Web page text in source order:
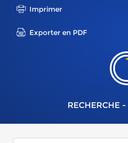
Imprimer
Exporter en PDF
RECHERCHE -